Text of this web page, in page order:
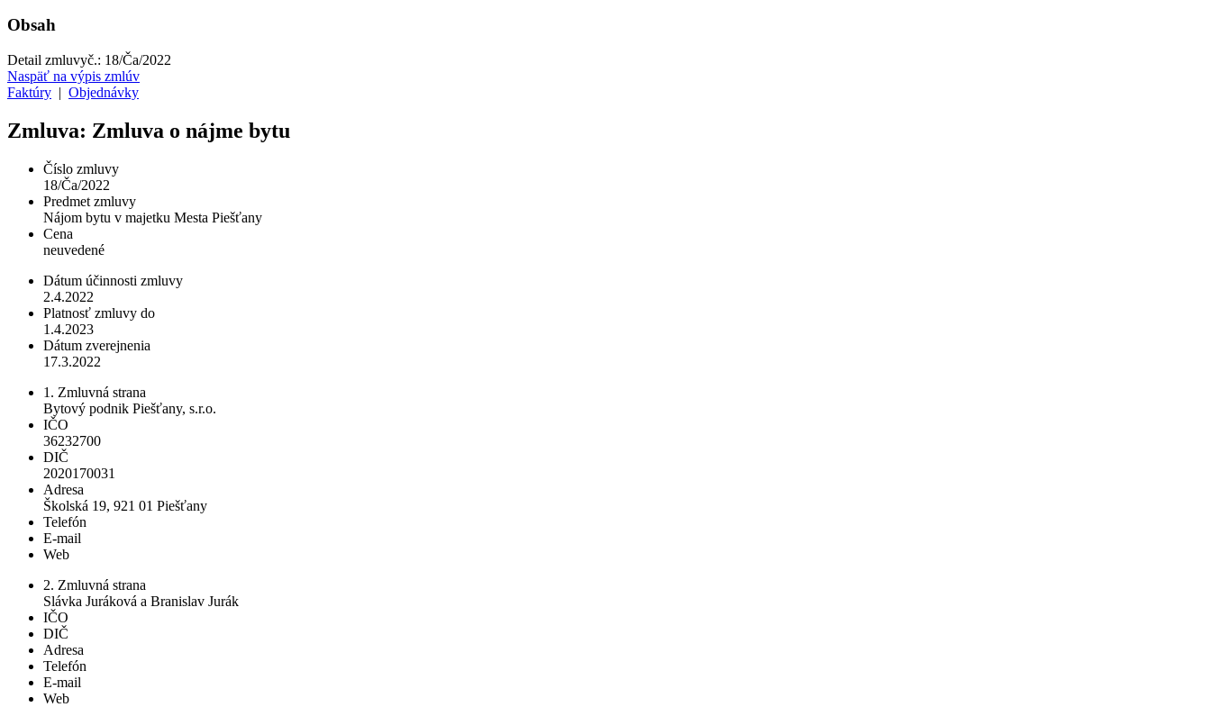
Obsah
Detail zmluvyč.: 18/Ča/2022
Naspäť na výpis zmlúv
Faktúry | Objednávky
Zmluva: Zmluva o nájme bytu
Číslo zmluvy
18/Ča/2022
Predmet zmluvy
Nájom bytu v majetku Mesta Piešťany
Cena
neuvedené
Dátum účinnosti zmluvy
2.4.2022
Platnosť zmluvy do
1.4.2023
Dátum zverejnenia
17.3.2022
1. Zmluvná strana
Bytový podnik Piešťany, s.r.o.
IČO
36232700
DIČ
2020170031
Adresa
Školská 19, 921 01 Piešťany
Telefón
E-mail
Web
2. Zmluvná strana
Slávka Juráková a Branislav Jurák
IČO
DIČ
Adresa
Telefón
E-mail
Web